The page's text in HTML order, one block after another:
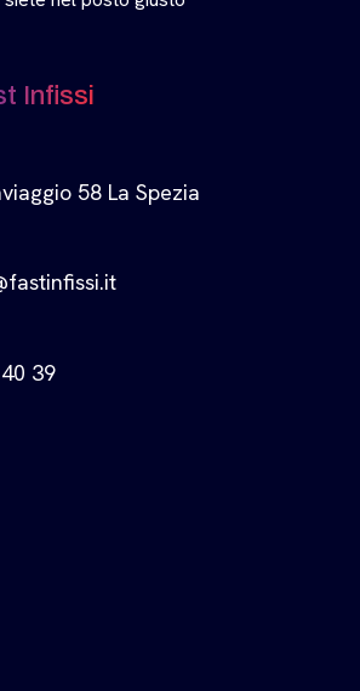
Infissi
58 La Spezia
39